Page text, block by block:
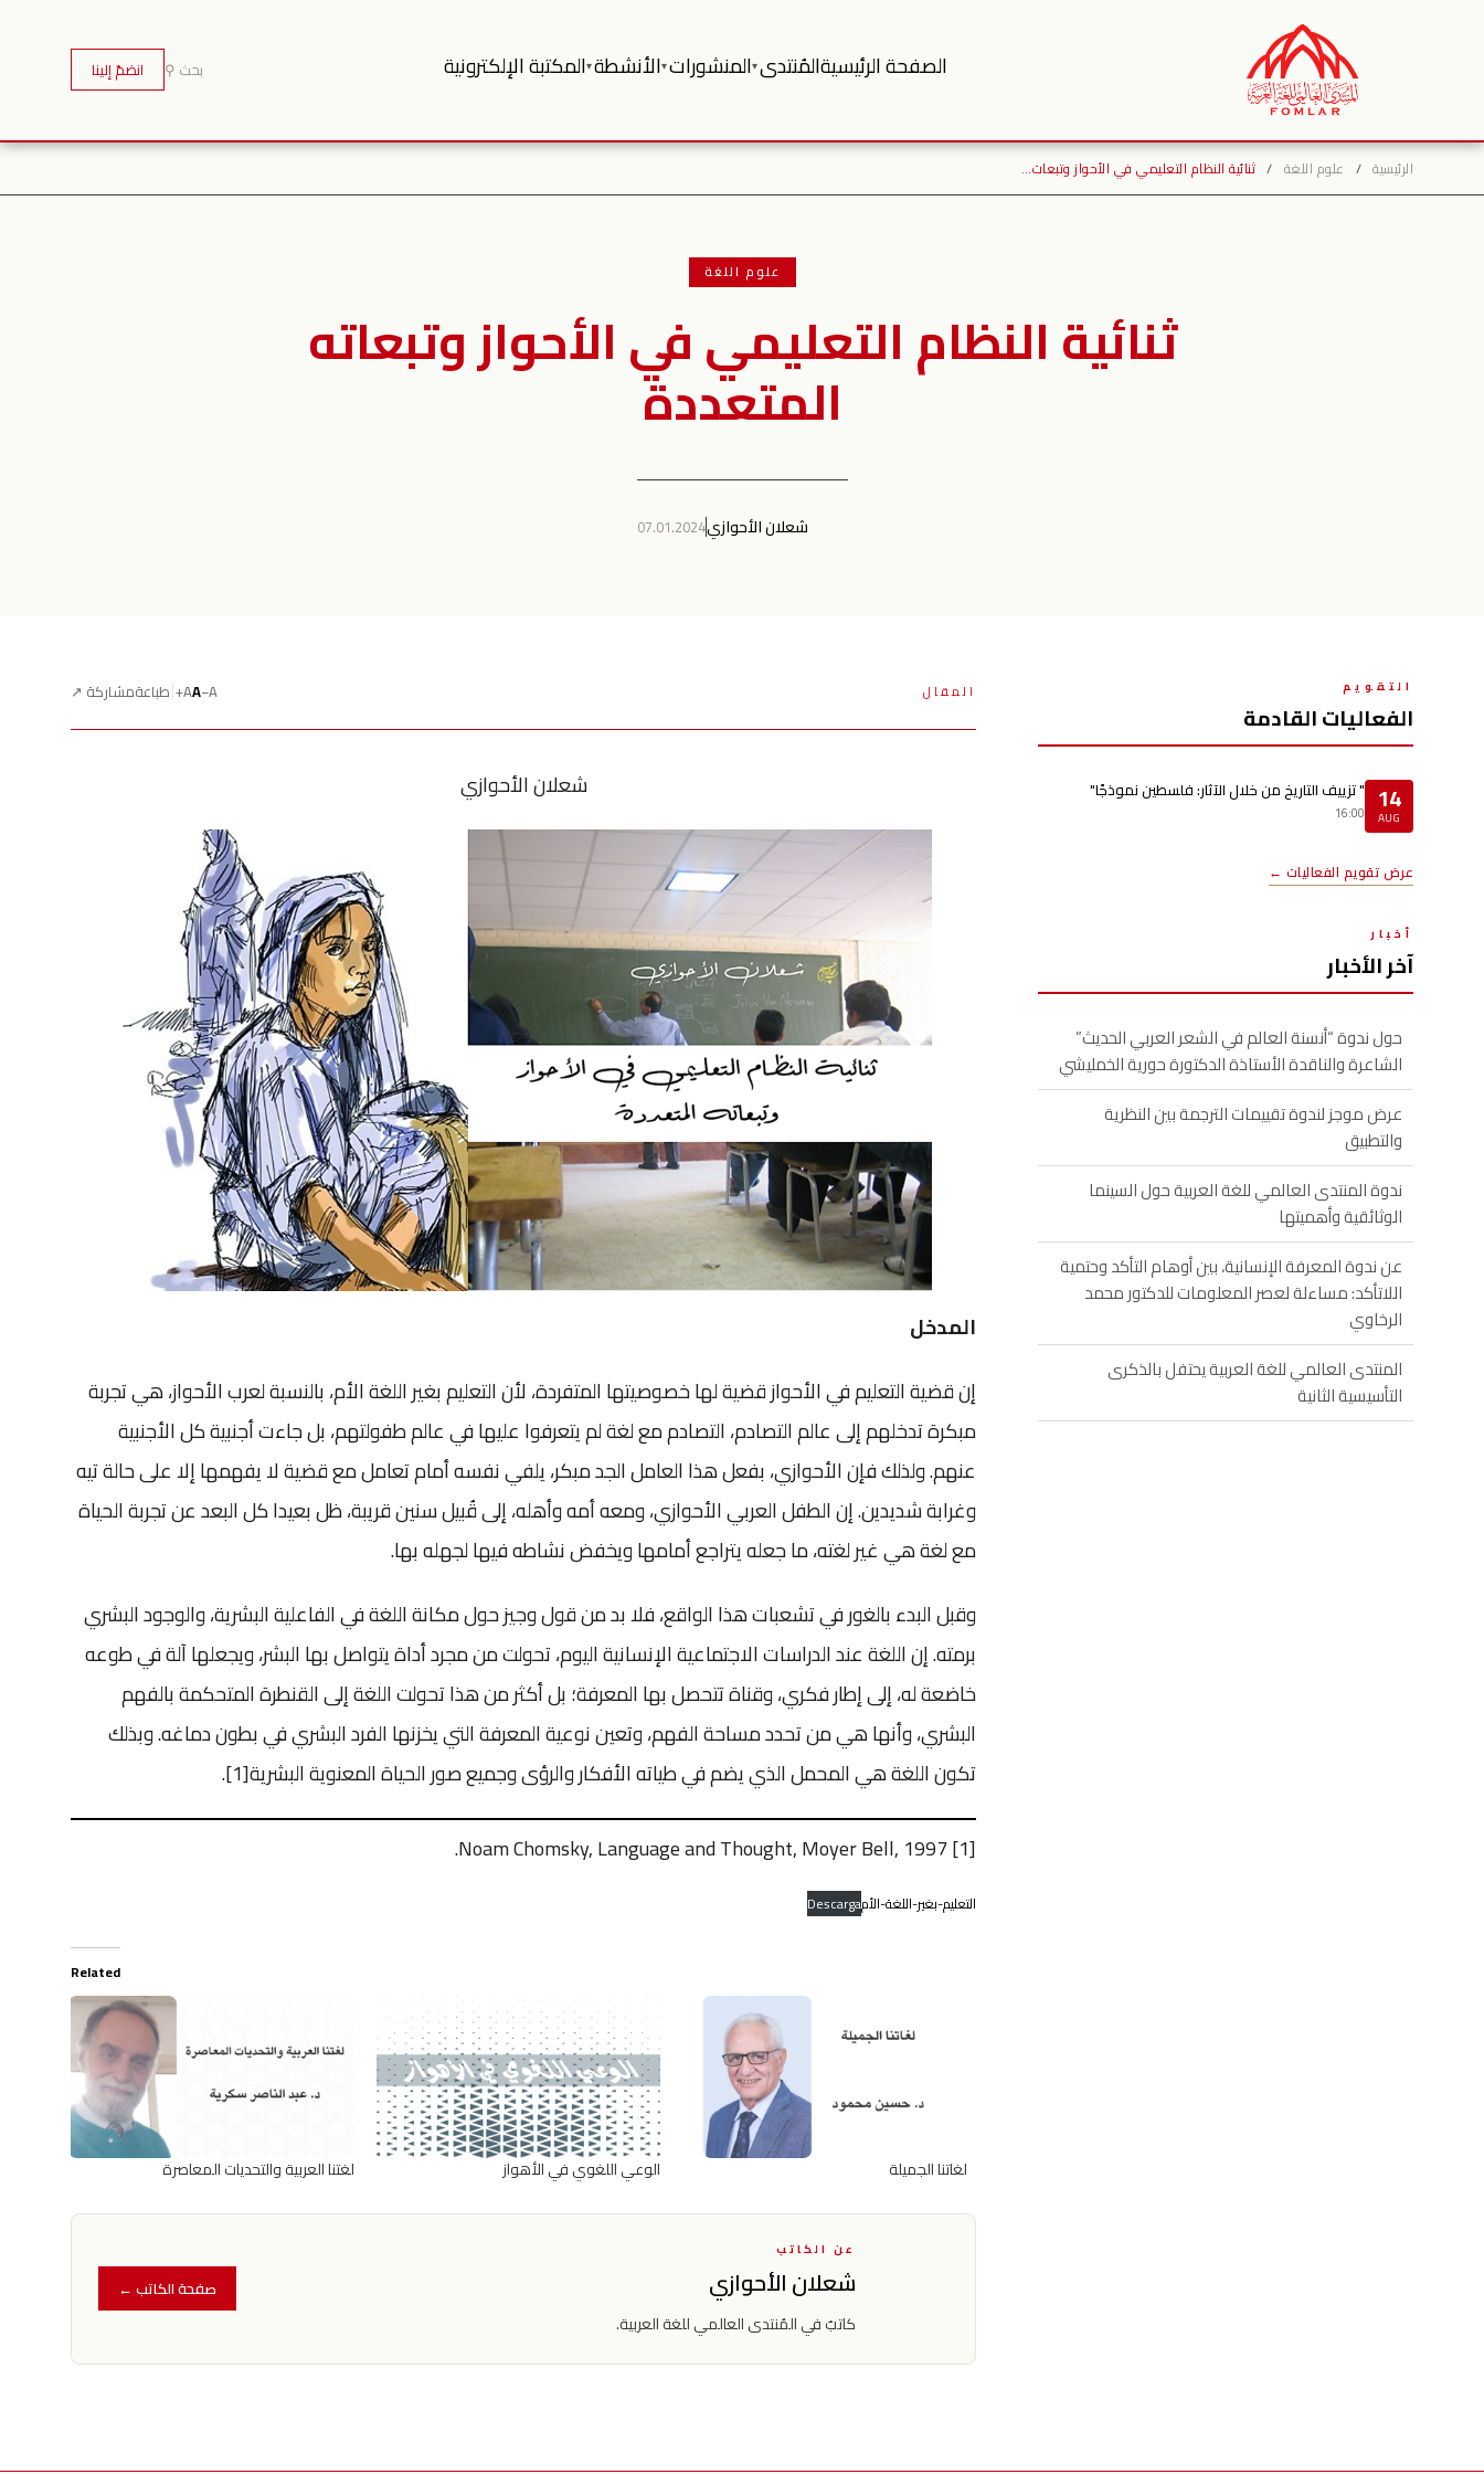
الصفحة الرئيسيةالمُنتدى▾المنشورات▾الأنشطة▾المكتبة الإلكترونية بحث ⚲ انضمّ إلينا
الرئيسية / علوم اللغة / ثنائية النظام التعليمي في الأحواز وتبعات…
علوم اللغة
ثنائية النظام التعليمي في الأحواز وتبعاته
المتعددة
شعلان الأحوازي07.01.2024
المقال A−
A
A+ طباعةمشاركة ↗
شعلان الأحوازي
المدخل
إن قضية التعليم في الأحواز قضية لها خصوصيتها المتفردة، لأن التعليم بغير اللغة الأم، بالنسبة لعرب الأحواز، هي تجربة
مبكرة تدخلهم إلى عالم التصادم، التصادم مع لغة لم يتعرفوا عليها في عالم طفولتهم، بل جاءت أجنبية كل الأجنبية
عنهم. ولذلك فإن الأحوازي، بفعل هذا العامل الجد مبكر، يلفي نفسه أمام تعامل مع قضية لا يفهمها إلا على حالة تيه
وغرابة شديدين. إن الطفل العربي الأحوازي، ومعه أمه وأهله، إلى قُبيل سنين قريبة، ظل بعيدا كل البعد عن تجربة الحياة
مع لغة هي غير لغته، ما جعله يتراجع أمامها ويخفض نشاطه فيها لجهله بها.
وقبل البدء بالغور في تشعبات هذا الواقع، فلا بد من قول وجيز حول مكانة اللغة في الفاعلية البشرية، والوجود البشري
برمته. إن اللغة عند الدراسات الاجتماعية الإنسانية اليوم، تحولت من مجرد أداة يتواصل بها البشر، ويجعلها آلة في طوعه
خاضعة له، إلى إطار فكري، وقناة تتحصل بها المعرفة؛ بل أكثر من هذا تحولت اللغة إلى القنطرة المتحكمة بالفهم
البشري، وأنها هي من تحدد مساحة الفهم، وتعين نوعية المعرفة التي يخزنها الفرد البشري في بطون دماغه. وبذلك
تكون اللغة هي المحمل الذي يضم في طياته الأفكار والرؤى وجميع صور الحياة المعنوية البشرية[1]
.
[1]
التعليم-بغير-اللغة-الأمDescarga
Related
لغتنا العربية والتحديات المعاصرة الوعي اللغوي في الأهواز لغاتنا الجميلة
عن الكاتب
شعلان الأحوازي
كاتبٌ في المُنتدى العالمي للغة العربية.
صفحة الكاتب ←
التقويم
الفعاليات القادمة
14
AUG
" تزييف التاريخ من خلال الآثار: فلسطين نموذجًا"
16:00
عرض تقويم الفعاليات ←
أخبار
آخر الأخبار
حول ندوة “أنسنة العالم في الشعر العربي الحديث”
الشاعرة والناقدة الأستاذة الدكتورة حورية الخمليشي
عرض موجز لندوة تقييمات الترجمة بين النظرية
والتطبيق
ندوة المنتدى العالمي للغة العربية حول السينما
الوثائقية وأهميتها
عن ندوة المعرفة الإنسانية، بين أوهام التأكد وحتمية
اللاتأكد: مساءلة لعصر المعلومات للدكتور محمد
الرخاوي
المنتدى العالمي للغة العربية يحتفل بالذكرى
التأسيسية الثانية